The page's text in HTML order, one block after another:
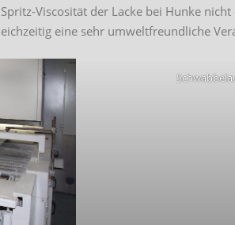
Viscosität der Lacke bei Hunke
eine sehr umweltfreundliche